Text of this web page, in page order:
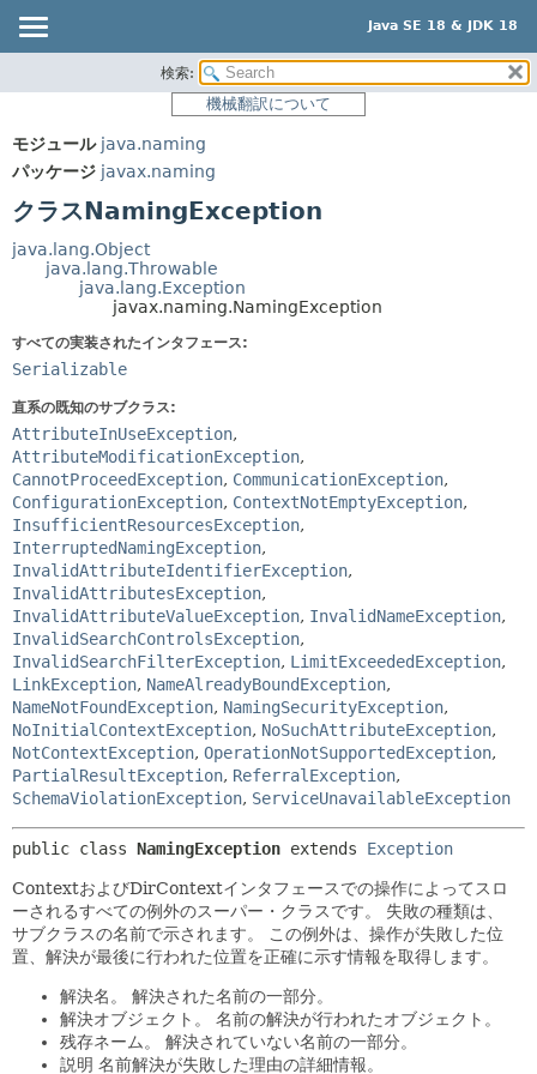
Java SE 18 & JDK 18
パッケージ
使用
ツリー
プレビュー
新規
非推奨
索引
ヘルプ
サマリー:
ネスト済
メソッド
フィールド
検索:
機械翻訳について
モジュール java.naming
パッケージ javax.naming
クラスNamingException
java.lang.Object
java.lang.Throwable
java.lang.Exception
javax.naming.NamingException
すべての実装されたインタフェース:
Serializable
直系の既知のサブクラス:
AttributeInUseException,
AttributeModificationException,
CannotProceedException, CommunicationException,
ConfigurationException, ContextNotEmptyException,
InsufficientResourcesException,
InterruptedNamingException,
InvalidAttributeIdentifierException,
InvalidAttributesException,
InvalidAttributeValueException, InvalidNameException,
InvalidSearchControlsException,
InvalidSearchFilterException, LimitExceededException,
LinkException, NameAlreadyBoundException,
NameNotFoundException, NamingSecurityException,
NoInitialContextException, NoSuchAttributeException,
NotContextException, OperationNotSupportedException,
PartialResultException, ReferralException,
SchemaViolationException, ServiceUnavailableException
public class NamingException extends Exception
ContextおよびDirContextインタフェースでの操作によってスロ
ーされるすべての例外のスーパー・クラスです。
失敗の種類は、
サブクラスの名前で示されます。
この例外は、操作が失敗した位
置、解決が最後に行われた位置を正確に示す情報を取得します。
解決名。
解決された名前の一部分。
解決オブジェクト。
名前の解決が行われたオブジェクト。
残存ネーム。
解決されていない名前の一部分。
説明 名前解決が失敗した理由の詳細情報。